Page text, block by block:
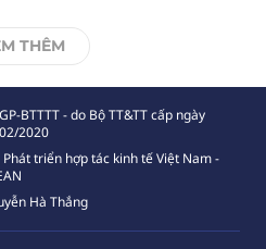
THÊM
BTTTT - do Bộ TT&TT cấp ngày
2020
Phát triển hợp tác kinh tế Việt Nam -
Hà Thắng